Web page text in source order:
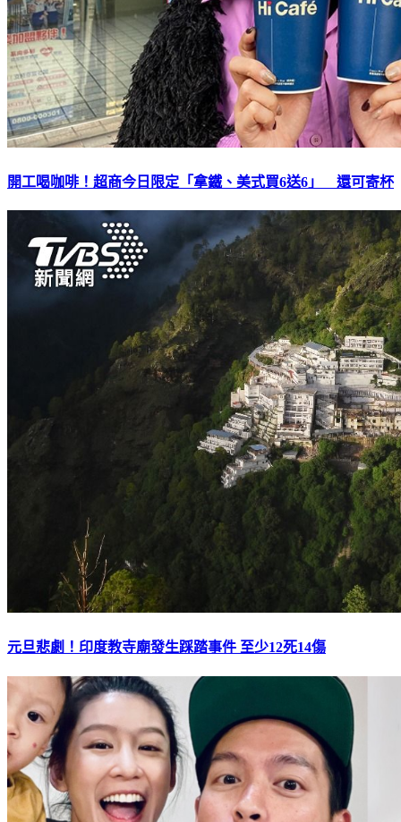
開工喝咖啡！超商今日限定「拿鐵、美式買6送6」 還可寄杯
元旦悲劇！印度教寺廟發生踩踏事件 至少12死14傷